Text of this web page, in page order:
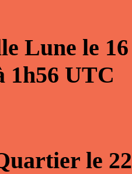
Lune le 16
1h56 UTC
le 22